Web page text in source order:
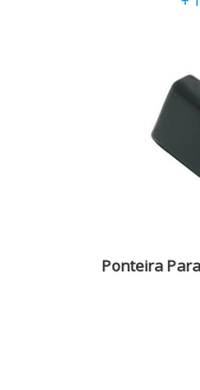
Ponteira